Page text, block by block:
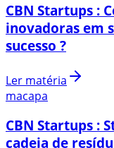
CBN Startups :
inovadoras em
sucesso ?
Ler matéria
macapa
CBN Startups :
cadeia de